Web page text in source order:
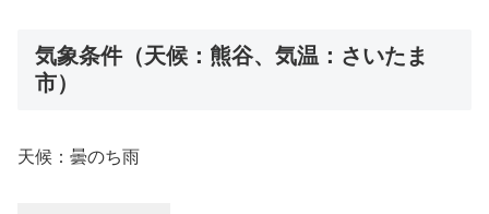
気象条件（天候：熊谷、気温：さいたま
市）
天候：曇のち雨